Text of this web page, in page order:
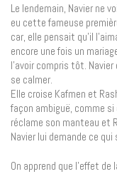
Le lendemain, Navier ne
eu cette fameuse
car, elle pensait qu’il
encore une fois un
l’avoir compris tôt.
se calmer.
Elle croise Kafmen et
façon ambiguë, comme
réclame son manteau et
Navier lui demande ce qui
On apprend que l’effet